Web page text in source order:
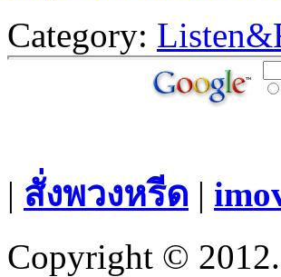
Category:
| สั่งพวงหรีด |
Copyright ©